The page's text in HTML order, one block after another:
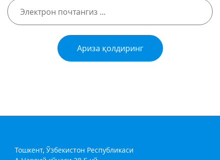
Ариза қолдиринг
Тошкент, Ўзбекистон Республикаси